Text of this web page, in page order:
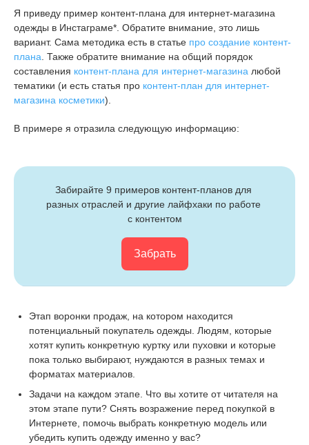
Я приведу пример контент-плана для интернет-магазина
одежды в Инстаграме*. Обратите внимание, это лишь
вариант. Сама методика есть в статье про создание контент-
плана . Также обратите внимание на общий порядок
составления контент-плана для интернет-магазина любой
тематики (и есть статья про контент-план для интернет-
магазина косметики).
В примере я отразила следующую информацию:
Забирайте 9 примеров контент-планов для
разных отраслей и другие лайфхаки по работе
с контентом
Забрать
Этап воронки продаж, на котором находится
потенциальный покупатель одежды. Людям, которые
хотят купить конкретную куртку или пуховки и которые
пока только выбирают, нуждаются в разных темах и
форматах материалов.
Задачи на каждом этапе. Что вы хотите от читателя на
этом этапе пути? Снять возражение перед покупкой в
Интернете, помочь выбрать конкретную модель или
убедить купить одежду именно у вас?